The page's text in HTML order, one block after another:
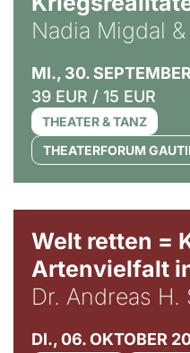
Nadia Migdal
MI., 30.
39 EUR / 15 EUR
THEATER & TANZ
THEATERFORUM
Welt retten =
Artenvielfalt
Dr. Andreas H.
DI., 06. OKTOBER